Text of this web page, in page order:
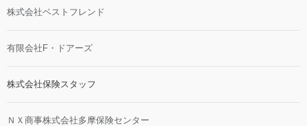
株式会社ベストフレンド
有限会社F・ドアーズ
株式会社保険スタッフ
ＮＸ商事株式会社多摩保険センター